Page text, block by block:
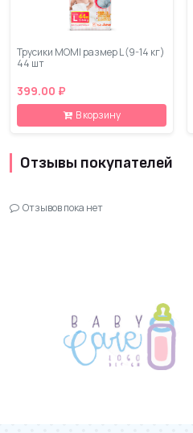
Трусики MOMI размер L (9-14 кг)
44 шт
399.00 ₽
В корзину
Отзывы покупателей
Отзывов пока нет